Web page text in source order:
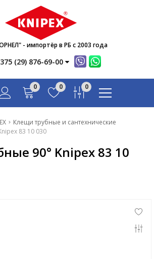
- импортёр в РБ с 2003 года
(29) 876-69-00
Главная
Новости
0 0 0
Клещи трубные и сантехнические
83 10 030
90° Knipex 83 10
Новости
Акции
Инфо
Контакты
Вопрос-ответ